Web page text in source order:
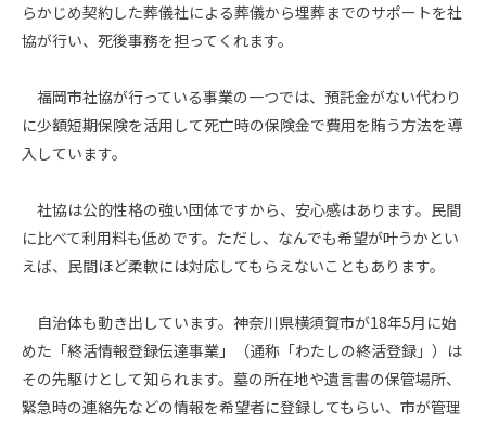
らかじめ契約した葬儀社による葬儀から埋葬までのサポートを社
協が行い、死後事務を担ってくれます。
福岡市社協が行っている事業の一つでは、預託金がない代わり
に少額短期保険を活用して死亡時の保険金で費用を賄う方法を導
入しています。
社協は公的性格の強い団体ですから、安心感はあります。民間
に比べて利用料も低めです。ただし、なんでも希望が叶うかとい
えば、民間ほど柔軟には対応してもらえないこともあります。
自治体も動き出しています。神奈川県横須賀市が18年5月に始
めた「終活情報登録伝達事業」（通称「わたしの終活登録」）は
その先駆けとして知られます。墓の所在地や遺言書の保管場所、
緊急時の連絡先などの情報を希望者に登録してもらい、市が管理